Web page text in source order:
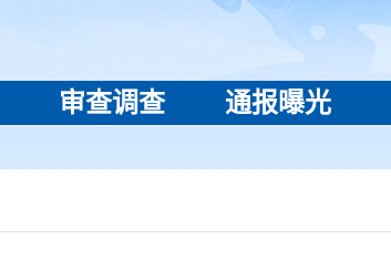
审查调查 通报曝光